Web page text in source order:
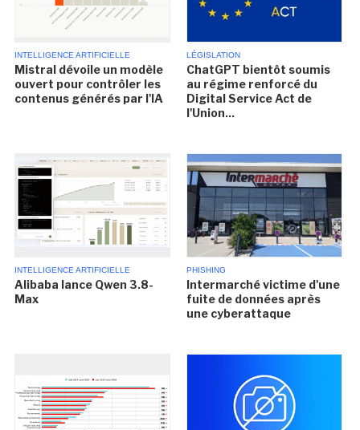
INTELLIGENCE ARTIFICIELLE
Mistral dévoile un modèle
ouvert pour contrôler les
contenus générés par l'IA
LÉGISLATION
ChatGPT bientôt soumis
au régime renforcé du
Digital Service Act de
l'Union...
INTELLIGENCE ARTIFICIELLE
Alibaba lance Qwen 3.8-
Max
PHISHING
Intermarché victime d'une
fuite de données après
une cyberattaque